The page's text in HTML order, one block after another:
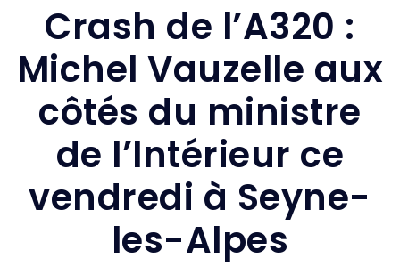
Crash de l’A320 :
Michel Vauzelle aux
côtés du ministre
de l’Intérieur ce
vendredi à Seyne-
les-Alpes